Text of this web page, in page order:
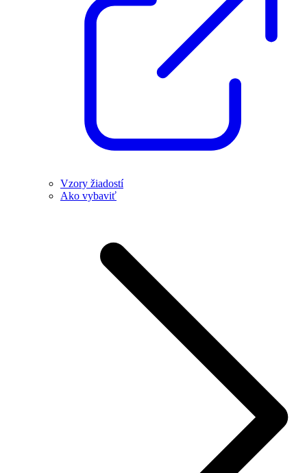
Vzory žiadostí
Ako vybaviť